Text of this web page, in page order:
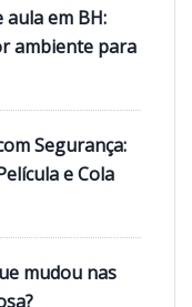
aula em BH:
ambiente para
Segurança:
e Cola
mudou nas